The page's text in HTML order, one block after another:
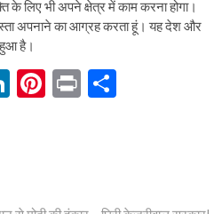
के लिए भी अपने क्षेत्र में काम करना होगा।
अपनाने का आग्रह करता हूं। यह देश और
हुआ है।
Li Pi Pr